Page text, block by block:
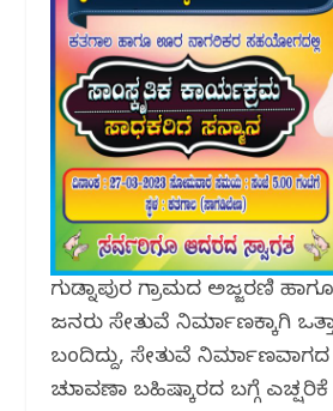
ಗುಡ್ನಾಪುರ ಗ್ರಾಮದ ಅಜ್ಜರಣಿ
ಜನರು ಸೇತುವೆ ನಿರ್ಮಾಣಕ್ಕಾಗಿ
ಬಂದಿದ್ದು, ಸೇತುವೆ
ಚುನಾವಣಾ ಬಹಿಷ್ಕಾರದ ಬಗ್ಗೆ ಎಚ್ಷರಿಕೆ